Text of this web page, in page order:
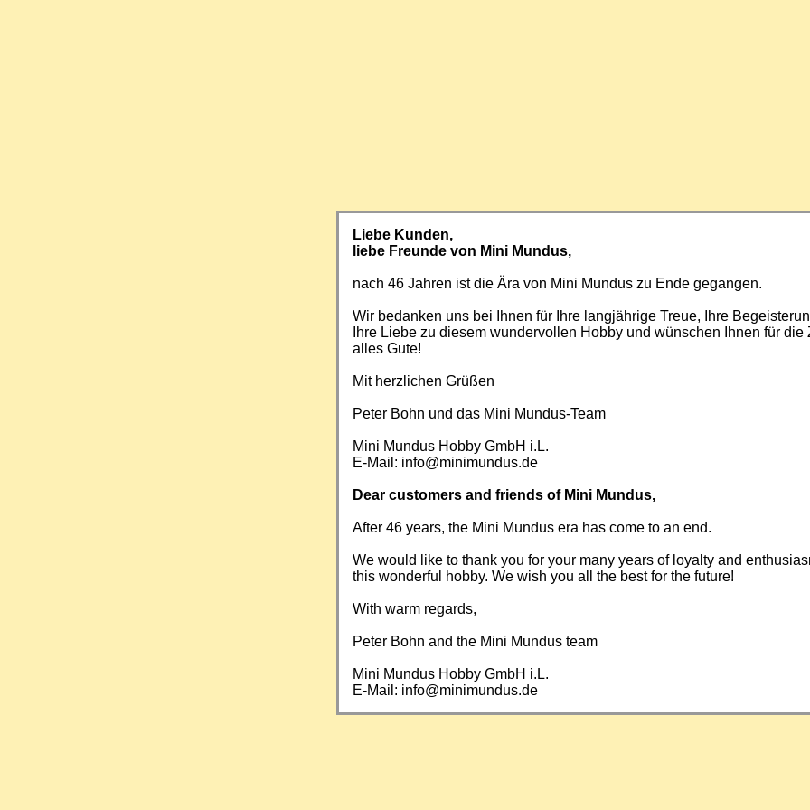
Liebe Kunden,
liebe Freunde von Mini Mundus,
nach 46 Jahren ist die Ära von Mini Mundus zu Ende gegangen.
Wir bedanken uns bei Ihnen für Ihre langjährige Treue, Ihre
Ihre Liebe zu diesem wundervollen Hobby und wünschen Ihnen für die
alles Gute!
Mit herzlichen Grüßen
Peter Bohn und das Mini Mundus-Team
Mini Mundus Hobby GmbH i.L.
E-Mail: info@minimundus.de
Dear customers and friends of Mini Mundus,
After 46 years, the Mini Mundus era has come to an end.
We would like to thank you for your many years of loyalty and
this wonderful hobby. We wish you all the best for the future!
With warm regards,
Peter Bohn and the Mini Mundus team
Mini Mundus Hobby GmbH i.L.
E-Mail: info@minimundus.de